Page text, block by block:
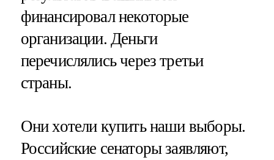
финансировал некоторые
организации. Деньги
перечислялись через третьи
страны.
Они хотели купить наши выборы.
Российские сенаторы заявляют,